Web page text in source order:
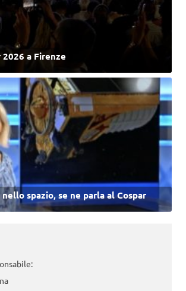
a Firenze
spazio, se ne parla al Cospar